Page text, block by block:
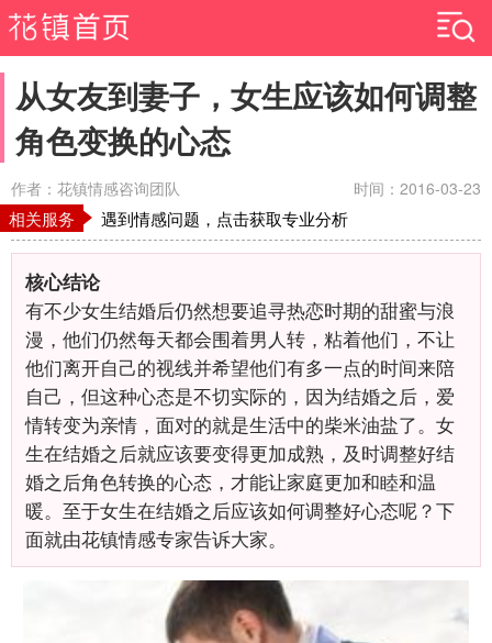
从女友到妻子，女生应该如何调整
角色变换的心态
作者：花镇情感咨询团队 时间：2016-03-23
相关服务 遇到情感问题，点击获取专业分析
核心结论
有不少女生结婚后仍然想要追寻热恋时期的甜蜜与浪
漫，他们仍然每天都会围着男人转，粘着他们，不让
他们离开自己的视线并希望他们有多一点的时间来陪
自己，但这种心态是不切实际的，因为结婚之后，爱
情转变为亲情，面对的就是生活中的柴米油盐了。女
生在结婚之后就应该要变得更加成熟，及时调整好结
婚之后角色转换的心态，才能让家庭更加和睦和温
暖。至于女生在结婚之后应该如何调整好心态呢？下
面就由花镇情感专家告诉大家。